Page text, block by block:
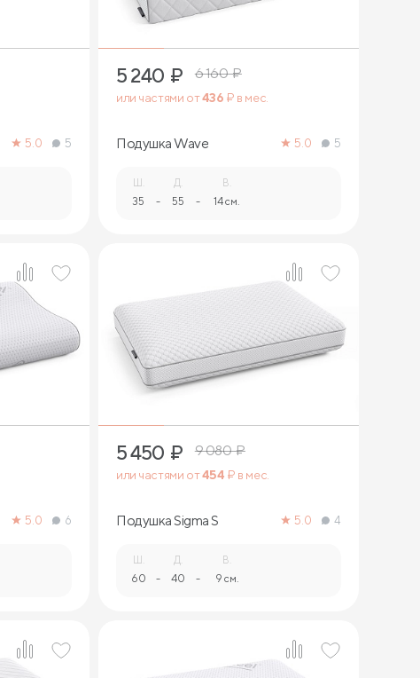
5.0 5
5 240 ₽ 6 160₽
или частями от436 ₽ в мес.
Подушка Wave 5.0 5
35 -
Д.
55 -
В.
14 см.
5.0 6
1
5 450 ₽ 9 080₽
или частями от454 ₽ в мес.
Подушка Sigma S 5.0 4
60 -
Д.
40 -
В.
9 см.